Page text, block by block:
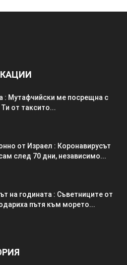
: Мутафчийски ме посрещна с
от таксито...
от Израел : Коронавирусът
след 70 дни, независимо...
на годината : Съветниците от
пътя към морето...